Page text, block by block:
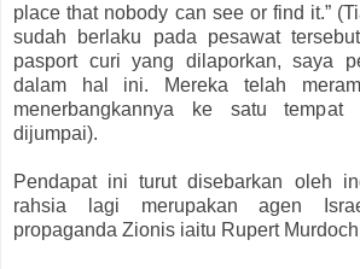
place that nobody can see or find it.”
sudah berlaku pada pesawat
pasport curi yang dilaporkan, saya
dalam hal ini. Mereka telah
menerbangkannya ke satu
dijumpai).
Pendapat ini turut disebarkan oleh
rahsia lagi merupakan agen
propaganda Zionis iaitu Rupert